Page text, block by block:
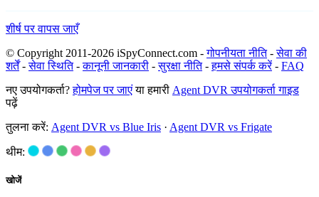
शीर्ष पर वापस जाएँ
© Copyright 2011-2026 iSpyConnect.com -गोपनीयता नीति-सेवा की
शर्तें-सेवा स्थिति-कानूनी जानकारी -सुरक्षा नीति-हमसे संपर्क करें- FAQ
नए उपयोगकर्ता?होमपेज पर जाएंया हमारी Agent DVR उपयोगकर्ता गाइड
पढ़ें
तुलना करें: Agent DVR vs Blue Iris · Agent DVR vs Frigate
थीम:
खोजें